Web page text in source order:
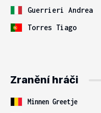
Guerrieri Andrea
Torres Tiago
Zranění hráči
Minnen Greetje